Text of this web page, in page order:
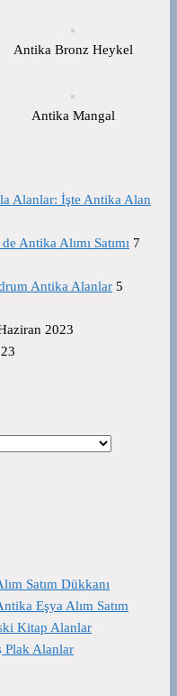
Antika Bronz Heykel
Antika Mangal
Alanlar: İşte Antika Alan
Antika Alımı Satımı 7
Antika Alanlar 5
2023
Satım Dükkanı
Eşya Alım Satım
Kitap Alanlar
Plak Alanlar